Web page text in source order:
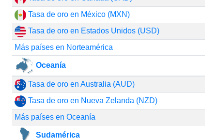
Tasa de oro en México (MXN)
Tasa de oro en Estados Unidos (USD)
Más países en Norteamérica
Oceanía
Tasa de oro en Australia (AUD)
Tasa de oro en Nueva Zelanda (NZD)
Más países en Oceanía
Sudamérica